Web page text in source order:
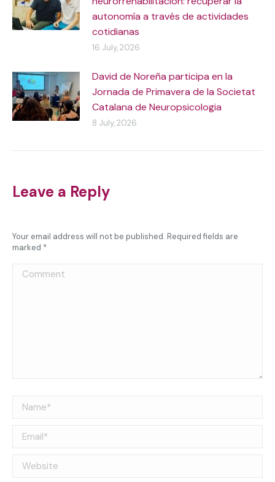
autonomía a través de actividades
cotidianas
16 July, 2026
David de Noreña participa en la
Jornada de Primavera de la Societat
Catalana de Neuropsicologia
8 July, 2026
Leave a Reply
Your email address will not be published. Required fields are
marked *
Comment
Name *
Email *
Website